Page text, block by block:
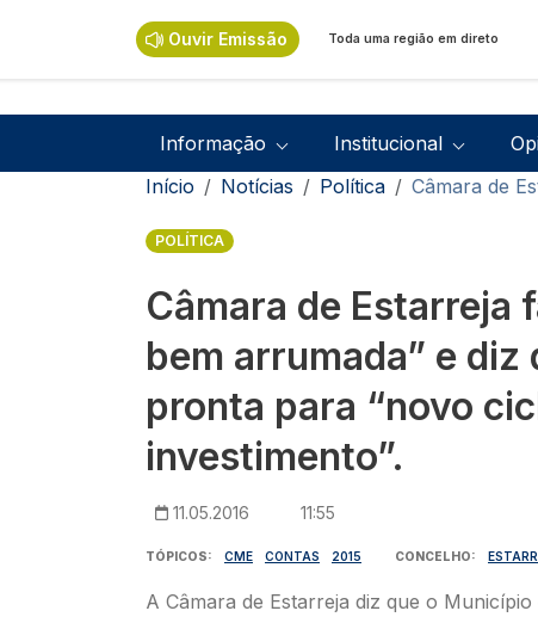
Ouvir Emissão Toda uma região em direto
Navegação principal
Informação Institucional
Navegação estrutural
Início Notícias Política Câmara de
POLÍTICA
Câmara de Estarreja
bem arrumada” e diz
pronta para “novo
investimento”.
11.05.2016 11:55
TÓPICOS CME CONTAS 2015 CONCELHO
A Câmara de Estarreja diz que o